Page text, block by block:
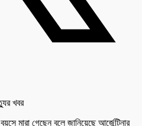
মারা গেছেন বলে জানিয়েছে আর্জেন্টিনার